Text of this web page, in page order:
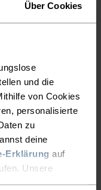
Über Cookies
und die
von Cookies
personalisierte
zu
deine
Erklärung auf
Unsere
% % %
Half-Zip Lauf-Mid
59,95 €
(51)